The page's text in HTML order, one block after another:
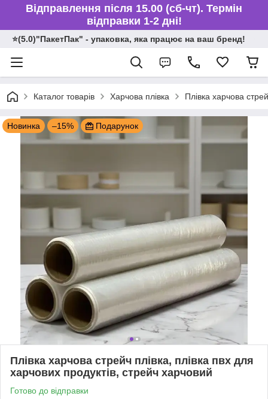
Відправлення після 15.00 (сб-чт). Термін
відправки 1-2 дні!
⭐️(5.0)"ПакетПак" - упаковка, яка працює на ваш бренд!
Каталог товарів Харчова плівка Плівка харчова
Новинка –15% Подарунок
Плівка харчова стрейч плівка, плівка пвх для
харчових продуктів, стрейч харчовий
Готово до відправки